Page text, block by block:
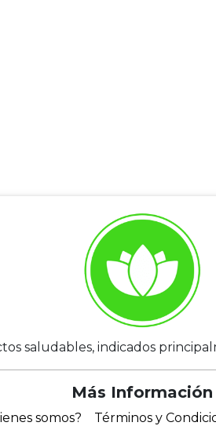
saludables, indicados
Más Información
somos? Términos y